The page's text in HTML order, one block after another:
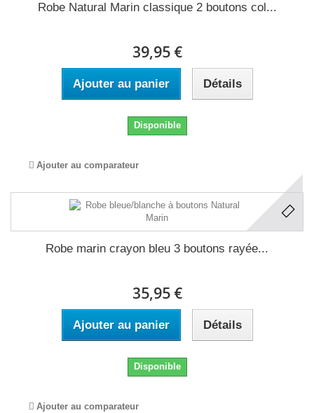
Robe Natural Marin classique 2 boutons col...
39,95 €
Ajouter au panier Détails
Disponible
Ajouter au comparateur
Robe marin crayon bleu 3 boutons rayée...
35,95 €
Ajouter au panier Détails
Disponible
Ajouter au comparateur